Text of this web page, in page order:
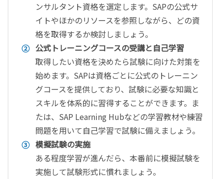
ンサルタント資格を選定します。SAPの公式サ
イトやほかのリソースを参照しながら、どの資
格を取得するか検討しましょう。
公式トレーニングコースの受講と自己学習
取得したい資格を決めたら試験に向けた対策を
始めます。SAPは資格ごとに公式のトレーニン
グコースを提供しており、試験に必要な知識と
スキルを体系的に習得することができます。ま
たは、SAP Learning Hubなどの学習教材や練習
問題を用いて自己学習で試験に備えましょう。
模擬試験の実施
ある程度学習が進んだら、本番前に模擬試験を
実施して試験形式に慣れましょう。